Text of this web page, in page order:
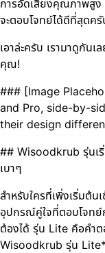
การอัดเสียงคุณภาพสูง
จะตอบโจทย์ได้ดีที่สุดค
เอาล่ะครับ เรามาดูกันเ
คุณ!
### [Image
and Pro, side-by-
their design
## Wisoodkrub รุ่นเ
เบาๆ
สำหรับใครที่เพิ่งเริ่มต้
อุปกรณ์คู่ใจที่ตอบโจทย์
ต้องได้ รุ่น Lite คือค
Wisoodkrub รุ่น